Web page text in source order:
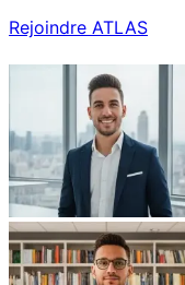
Rejoindre ATLAS